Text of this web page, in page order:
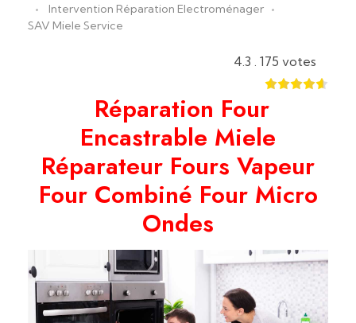
Réparation Micro Onde
Réparation Hotte
Réparation Réfrigérateur
Réparation Congélateur
Réparation Cave à Vin
Réparation Machine à Café
SAV MIELE TARIF
SERVICE CLIENTS
Intervention Réparation Electroménager
SAV Miele Service
4.3 . 175 votes
Réparation Four
Encastrable Miele
Réparateur Fours Vapeur
Four Combiné Four Micro
Ondes